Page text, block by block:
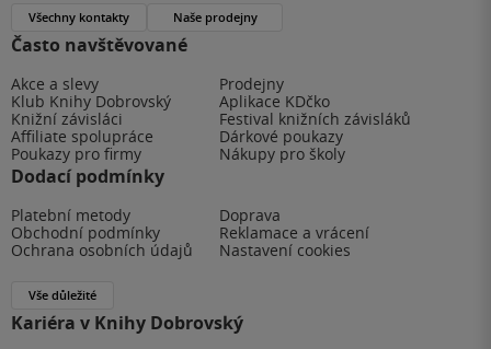
Často navštěvované
Akce a slevy
Prodejny
Klub Knihy Dobrovský
Aplikace KDčko
Knižní závisláci
Festival knižních závisláků
Affiliate spolupráce
Dárkové poukazy
Poukazy pro firmy
Nákupy pro školy
Dodací podmínky
Platební metody
Doprava
Obchodní podmínky
Reklamace a vrácení
Ochrana osobních údajů
Nastavení cookies
Vše důležité
Kariéra v Knihy Dobrovský
Všechny kontakty Naše prodejny